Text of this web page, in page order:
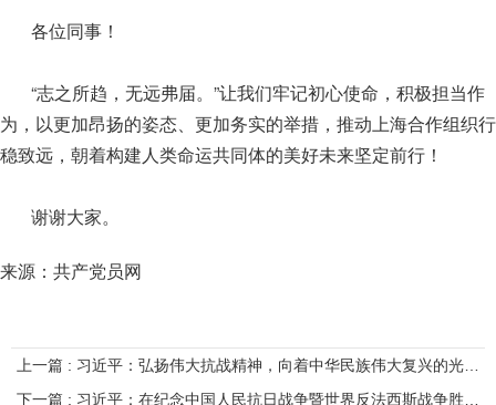
各位同事！
“志之所趋，无远弗届。”让我们牢记初心使命，积极担当作
为，以更加昂扬的姿态、更加务实的举措，推动上海合作组织行
稳致远，朝着构建人类命运共同体的美好未来坚定前行！
谢谢大家。
来源：共产党员网